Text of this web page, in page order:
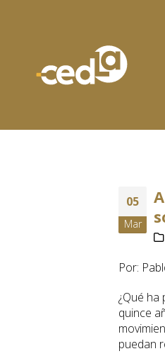
05
Mar
Por:
¿Qué ha
quince
puedan